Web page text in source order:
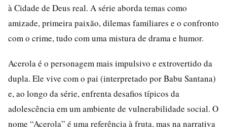
à Cidade de Deus real. A série aborda temas como
amizade, primeira paixão, dilemas familiares e o confronto
com o crime, tudo com uma mistura de drama e humor.
Acerola é o personagem mais impulsivo e extrovertido da
dupla. Ele vive com o pai (interpretado por Babu Santana)
e, ao longo da série, enfrenta desafios típicos da
adolescência em um ambiente de vulnerabilidade social. O
nome “Acerola” é uma referência à fruta, mas na narrativa